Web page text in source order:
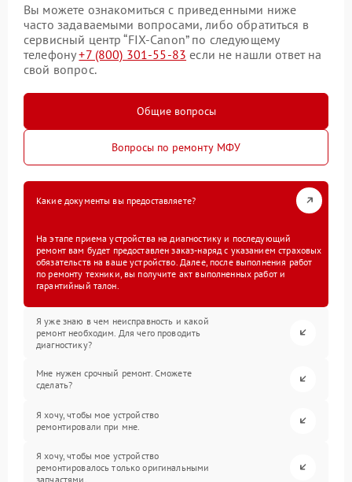
Вы можете ознакомиться с приведенными ниже
часто задаваемыми вопросами, либо обратиться в
сервисный центр “FIX-Canon” по следующему
телефону+7 (800) 301-55-83 если не нашли ответ на
свой вопрос.
Общие вопросы
Вопросы по ремонту МФУ
Какие документы вы предоставляете?
На этапе приема устройства на диагностику и последующий
ремонт вам будет предоставлен заказ-наряд с указанием страховых
обязательств на ваше устройство. Далее, после выполнения работ
по ремонту техники, вы получите акт выполненных работ и
гарантийный талон.
Я уже знаю в чем неисправность и какой
ремонт необходим. Для чего проводить
диагностику?
Мне нужен срочный ремонт. Сможете
сделать?
Я хочу, чтобы мое устройство
ремонтировали при мне.
Я хочу, чтобы мое устройство
ремонтировалось только оригинальными
запчастями.